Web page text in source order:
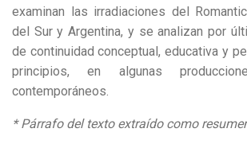
examinan las irradiaciones del
del Sur y Argentina, y se analizan por
de continuidad conceptual, educativa y
principios, en algunas
contemporáneos.
* Párrafo del texto extraído como